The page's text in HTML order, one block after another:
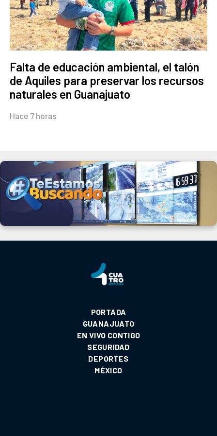
Falta de educación ambiental, el talón
de Aquiles para preservar los recursos
naturales en Guanajuato
Hace 7 horas
PORTADA
GUANAJUATO
EN VIVO CONTIGO
SEGURIDAD
DEPORTES
MÉXICO